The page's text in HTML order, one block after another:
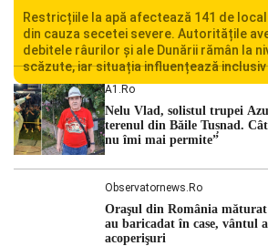
Restricțiile la apă afectează 141 de
din cauza secetei severe. Autoritățile
debitele râurilor și ale Dunării rămân la
scăzute, iar situația influențează
Centralei Nucleare de la Cernavodă.
cu una dintre cele mai dificile perioade
hidrologic din ultimii ani. Lipsa […]
A1.ro
Nelu Vlad, solistul trupei
terenul din Băile Tușnad.
nu îmi mai permite”
Observatornews.ro
Oraşul din România
au baricadat în case, vântul
acoperişuri